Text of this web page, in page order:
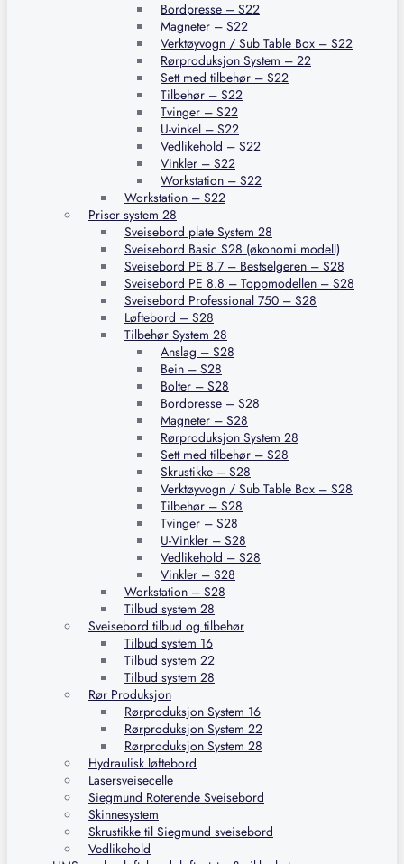
Bordpresse – S22
Magneter – S22
Verktøyvogn / Sub Table Box – S22
Rørproduksjon System – 22
Sett med tilbehør – S22
Tilbehør – S22
Tvinger – S22
U-vinkel – S22
Vedlikehold – S22
Vinkler – S22
Workstation – S22
Workstation – S22
Priser system 28
Sveisebord plate System 28
Sveisebord Basic S28 (økonomi modell)
Sveisebord PE 8.7 – Bestselgeren – S28
Sveisebord PE 8.8 – Toppmodellen – S28
Sveisebord Professional 750 – S28
Løftebord – S28
Tilbehør System 28
Anslag – S28
Bein – S28
Bolter – S28
Bordpresse – S28
Magneter – S28
Rørproduksjon System 28
Sett med tilbehør – S28
Skrustikke – S28
Verktøyvogn / Sub Table Box – S28
Tilbehør – S28
Tvinger – S28
U-Vinkler – S28
Vedlikehold – S28
Vinkler – S28
Workstation – S28
Tilbud system 28
Sveisebord tilbud og tilbehør
Tilbud system 16
Tilbud system 22
Tilbud system 28
Rør Produksjon
Rørproduksjon System 16
Rørproduksjon System 22
Rørproduksjon System 28
Hydraulisk løftebord
Lasersveisecelle
Siegmund Roterende Sveisebord
Skinnesystem
Skrustikke til Siegmund sveisebord
Vedlikehold